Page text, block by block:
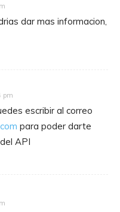
dar mas informacion,
pm
escribir al correo
para poder darte
API